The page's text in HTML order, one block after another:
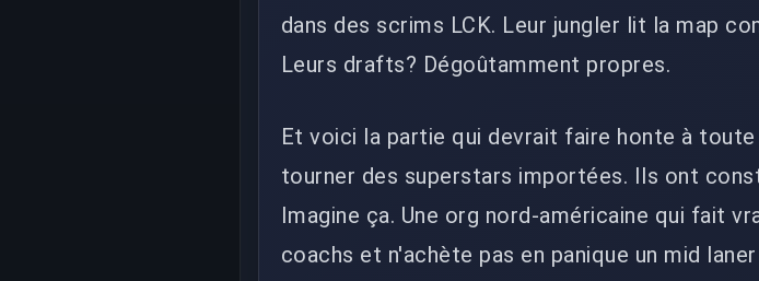
dans des scrims LCK. Leur jungler lit la map
Leurs drafts? Dégoûtamment propres.
Et voici la partie qui devrait faire honte à toute
tourner des superstars importées. Ils ont
Imagine ça. Une org nord-américaine qui fait
coachs et n'achète pas en panique un mid